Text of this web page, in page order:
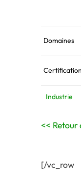
Domaines
Industrie
<< Retour
[/vc_row